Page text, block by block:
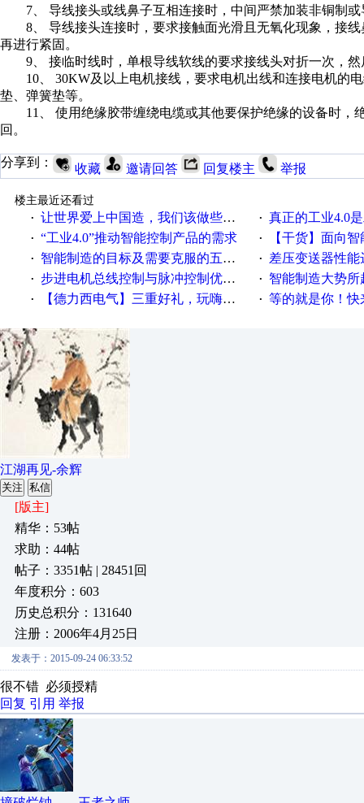
7、 导线接头或线鼻子互相连接时，中间严禁加装非铜制或
8、 导线接头连接时，要求接触面光滑且无氧化现象，接线
再进行紧固。
9、 接临时线时，单根导线软线的要求接线头对折一次，然
10、 30KW及以上电机接线，要求电机出线和连接电机的
垫、弹簧垫等。
11、 使用绝缘胶带缠绕电缆或其他要保护绝缘的设备时，
回。
分享到： 收藏 邀请回答 回复楼主 举报
楼主最近还看过
· 让世界爱上中国造，我们该做些什么 · 真正的工业4.0
· “工业4.0”推动智能控制产品的需求 · 【干货】面向
· 智能制造的目标及需要克服的五个障碍 · 差压变送器性能达
· 步进电机总线控制与脉冲控制优缺点 · 智能制造大势所趋
· 【德力西电气】三重好礼，玩嗨夏日！ · 等的就是你！快来
江湖再见-余辉
关注 私信
[版主]
精华：53帖
求助：44帖
帖子：3351帖 | 28451回
年度积分：603
历史总积分：131640
注册：2006年4月25日
发表于：2015-09-24 06:33:52
很不错 必须授精
回复 引用 举报